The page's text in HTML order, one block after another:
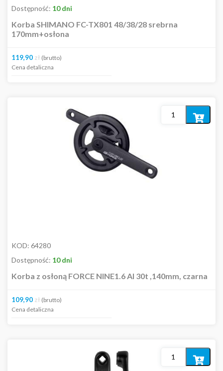
Dostępność: 10 dni
Korba SHIMANO FC-TX801 48/38/28 srebrna
170mm+osłona
119,90 zł (brutto)
Cena detaliczna
KOD: 64280
Dostępność: 10 dni
Korba z osłoną FORCE NINE1.6 Al 30t ,140mm, czarna
109,90 zł (brutto)
Cena detaliczna
Dodaj
Dodaj